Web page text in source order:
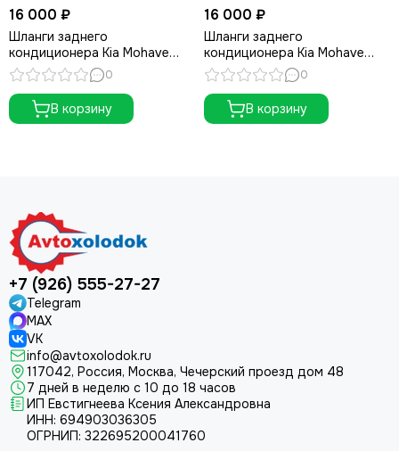
16 000 ₽
Шланги заднего
кондиционера Kia Mohave
(HM1)
0
В корзину
16 000 ₽
Шланги заднего
кондиционера Kia Mohave
(HM2)
0
В корзину
+7 (926) 555-27-27
Telegram
MAX
VK
info@avtoxolodok.ru
117042, Россия, Москва, Чечерский проезд дом 48
7 дней в неделю с 10 до 18 часов
ИП Евстигнеева Ксения Александровна
ИНН: 694903036305
ОГРНИП: 322695200041760